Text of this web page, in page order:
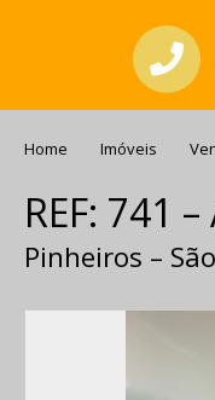
Home Imóveis
REF: 741
Pinheiros –